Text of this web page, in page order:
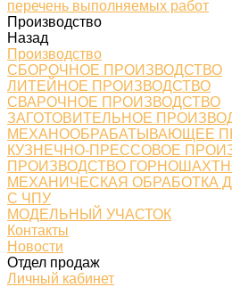
перечень выполняемых работ
Производство
Назад
Производство
СБОРОЧНОЕ ПРОИЗВОДСТВО
ЛИТЕЙНОЕ ПРОИЗВОДСТВО
СВАРОЧНОЕ ПРОИЗВОДСТВО
ЗАГОТОВИТЕЛЬНОЕ
МЕХАНООБРАБАТЫВАЮЩЕЕ
КУЗНЕЧНО-ПРЕССОВОЕ
ПРОИЗВОДСТВО
МЕХАНИЧЕСКАЯ ОБРАБОТКА
С ЧПУ
МОДЕЛЬНЫЙ УЧАСТОК
Контакты
Новости
Отдел продаж
Личный кабинет